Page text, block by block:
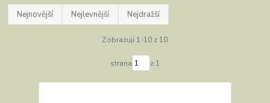
Nejnovější Nejlevnější Nejdražší
Zobrazuji 1-10 z 10
strana z 1